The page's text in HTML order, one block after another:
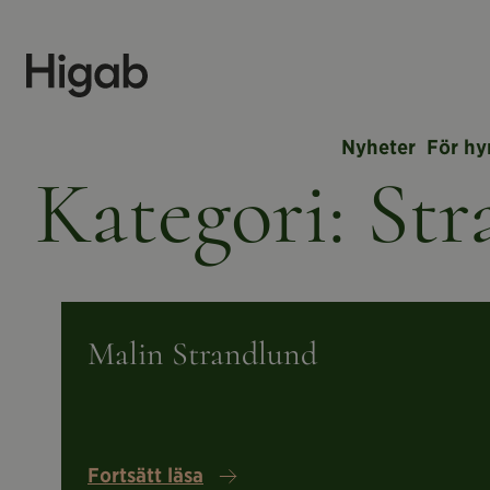
Nyheter För
Kategori:
Läs
Malin
Strandlund
Malin Strandlund
Fortsätt läsa